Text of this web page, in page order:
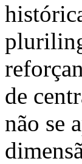
de
não se